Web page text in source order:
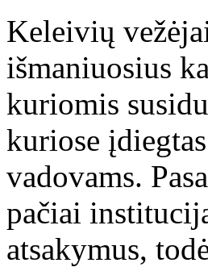
Keleivių
išmaniuosius
kuriomis
kuriose
vadovams.
pačiai
atsakymus,